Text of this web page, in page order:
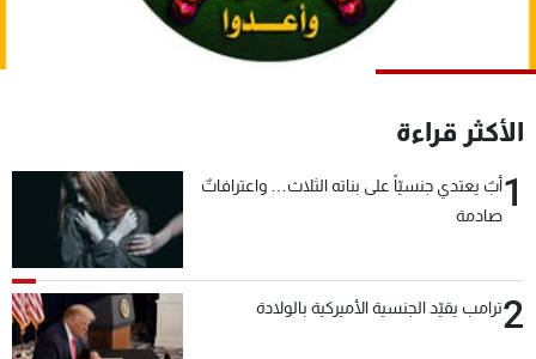
الأكثر قراءة
1أبٌ يعتدي جنسيّاً على بناته الثلاث… واعترافاتٌ
صادمة
2ترامب يقيّد الجنسية الأميركية بالولادة
الترددات
عن MTV
لاعلاناتكم
شروط الإسـتخدام
سياسة الخصوصية